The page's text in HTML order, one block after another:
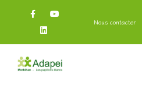
Nous contacter